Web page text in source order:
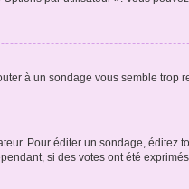
à un sondage vous semble
Pour éditer un sondage,
si des votes ont été